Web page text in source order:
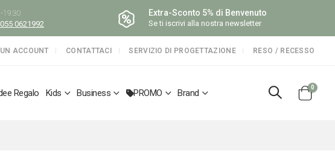
19:30
055 0621992
Extra-Sconto 5% di Benvenuto
Se ti iscrivi alla nostra newsletter
ACCOUNT CONTATTACI SERVIZIO DI PROGETTAZIONE RESO / RECESSO
Regalo Kids Business PROMO Brand
Cart
0